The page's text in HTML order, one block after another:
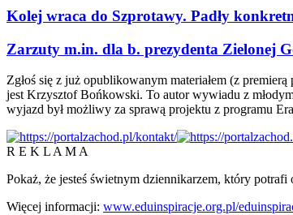
Kolej wraca do Szprotawy. Padły
Zarzuty m.in. dla b. prezydenta Zielonej
Zgłoś się z już opublikowanym materiałem (z
jest Krzysztof Bońkowski. To autor wywiadu z
wyjazd był możliwy za sprawą projektu z programu
R E K L A M A
Pokaż, że jesteś świetnym dziennikarzem, który potrafi
Więcej informacji: www.eduinspiracje.org.pl/